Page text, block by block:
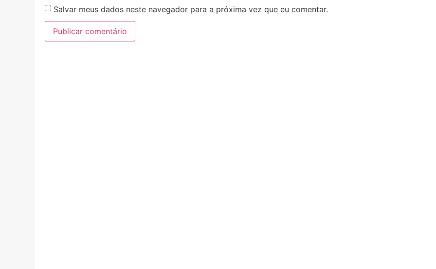
Salvar meus dados neste navegador para a próxima vez que eu comentar.